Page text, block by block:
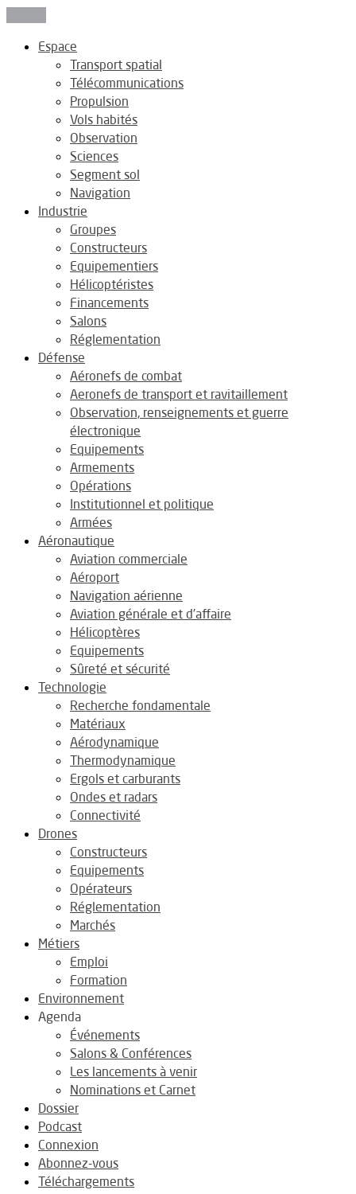
Espace
Transport spatial
Télécommunications
Propulsion
Vols habités
Observation
Sciences
Segment sol
Navigation
Industrie
Groupes
Constructeurs
Equipementiers
Hélicoptéristes
Financements
Salons
Réglementation
Défense
Aéronefs de combat
Aeronefs de transport et ravitaillement
Observation, renseignements et guerre
électronique
Equipements
Armements
Opérations
Institutionnel et politique
Armées
Aéronautique
Aviation commerciale
Aéroport
Navigation aérienne
Aviation générale et d’affaire
Hélicoptères
Equipements
Sûreté et sécurité
Technologie
Recherche fondamentale
Matériaux
Aérodynamique
Thermodynamique
Ergols et carburants
Ondes et radars
Connectivité
Drones
Constructeurs
Equipements
Opérateurs
Réglementation
Marchés
Métiers
Emploi
Formation
Environnement
Agenda
Événements
Salons & Conférences
Les lancements à venir
Nominations et Carnet
Dossier
Podcast
Connexion
Abonnez-vous
Téléchargements